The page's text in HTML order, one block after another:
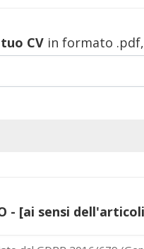
CV in formato
- [ai sensi